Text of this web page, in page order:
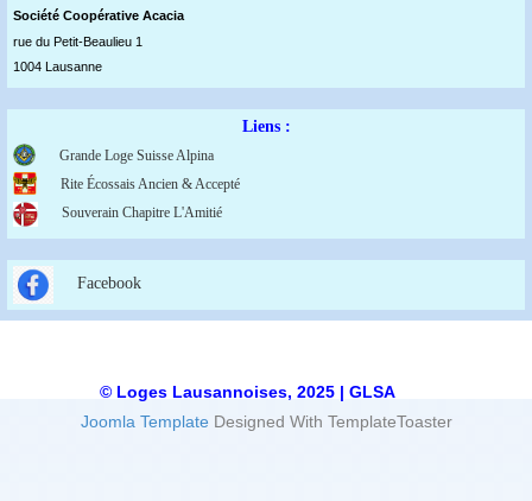
Société Coopérative Acacia
rue du Petit-Beaulieu 1
1004 Lausanne
Liens :
Grande Loge Suisse Alpina
Rite Écossais Ancien & Accepté
Souverain Chapitre L'Amitié
Facebook
© Loges Lausannoises, 2025 | GLSA
Joomla Template Designed With TemplateToaster